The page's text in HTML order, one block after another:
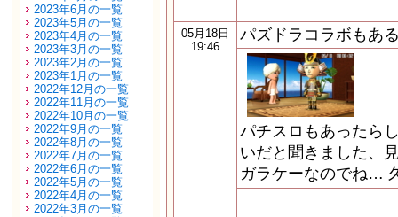
2023年6月の一覧
2023年5月の一覧
2023年4月の一覧
2023年3月の一覧
2023年2月の一覧
2023年1月の一覧
2022年12月の一覧
2022年11月の一覧
2022年10月の一覧
2022年9月の一覧
2022年8月の一覧
2022年7月の一覧
2022年6月の一覧
2022年5月の一覧
2022年4月の一覧
2022年3月の一覧
05月18日
19:46
パズドラコラボもあ
パチスロもあったら
いだと聞きました、
ガラケーなのでね…